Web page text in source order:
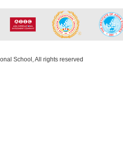
School, All rights reserved